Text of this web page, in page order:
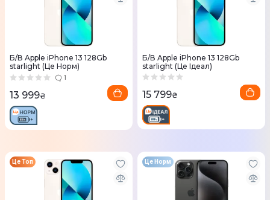
Б/В Apple iPhone 13 128Gb
starlight (Це Норм)
1
13 999₴
Б/В Apple iPhone 13 128Gb
starlight (Це Ідеал)
15 799₴
Це Топ Це Норм